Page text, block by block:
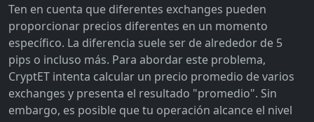
Ten en cuenta que diferentes exchanges pueden
proporcionar precios diferentes en un momento
específico. La diferencia suele ser de alrededor de 5
pips o incluso más. Para abordar este problema,
CryptET intenta calcular un precio promedio de varios
exchanges y presenta el resultado "promedio". Sin
embargo, es posible que tu operación alcance el nivel